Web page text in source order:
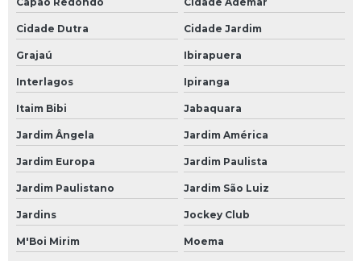
Cidade Dutra Cidade Jardim
Grajaú Ibirapuera
Interlagos Ipiranga
Itaim Bibi Jabaquara
Jardim Ângela Jardim América
Jardim Europa Jardim Paulista
Jardim Paulistano Jardim São Luiz
Jardins Jockey Club
M'Boi Mirim Moema